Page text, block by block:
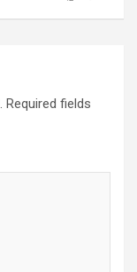
Required fields